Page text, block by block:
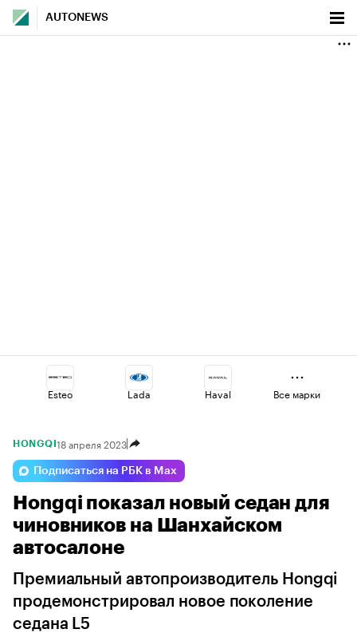
AUTONEWS
Esteo Lada Haval
Voyah Jaecoo
Changan Omoda Volga
Все марки
HONGQI 18 апреля 2023
Подписаться на РБК в Max
Hongqi показал новый седан для
чиновников на Шанхайском
автосалоне
Премиальный автопроизводитель Hongqi
продемонстрировал новое поколение
седана L5